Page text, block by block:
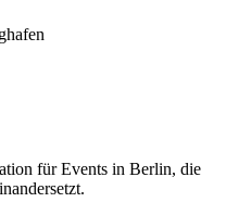
für Events in Berlin, die